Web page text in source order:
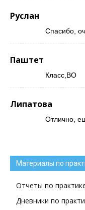
Руслан
Спасибо,
Паштет
Класс,ВО
Липатова
Отлично,
Материалы по
Отчеты по
Дневники по